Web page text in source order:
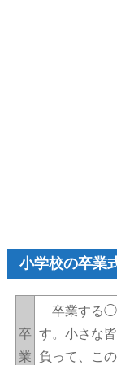
小学校の卒業
卒
業
卒業する
す。小さな
負って、こ